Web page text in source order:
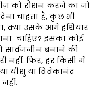
को रौशन करने का जो
चाहता है, कुछ भी
क्या उसके आगे हथियार
चाहिए? इसका कोई
बनाने की
नहीं. फिर, हर किसी में
यीशु या विवेकानंद